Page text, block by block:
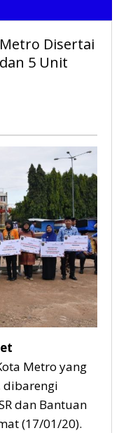
Disertai
5 Unit
Metro yang
dibarengi
dan Bantuan
(17/01/20).